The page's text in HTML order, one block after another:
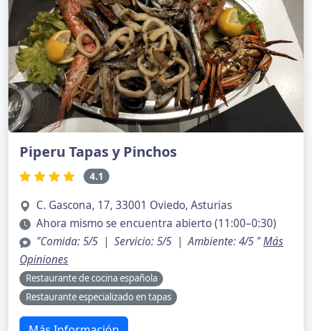
Piperu Tapas y Pinchos
4.1
C. Gascona, 17, 33001 Oviedo, Asturias
Ahora mismo se encuentra abierto (11:00–0:30)
"Comida: 5/5 | Servicio: 5/5 | Ambiente: 4/5 "Más
Opiniones
Restaurante de cocina española
Restaurante especializado en tapas